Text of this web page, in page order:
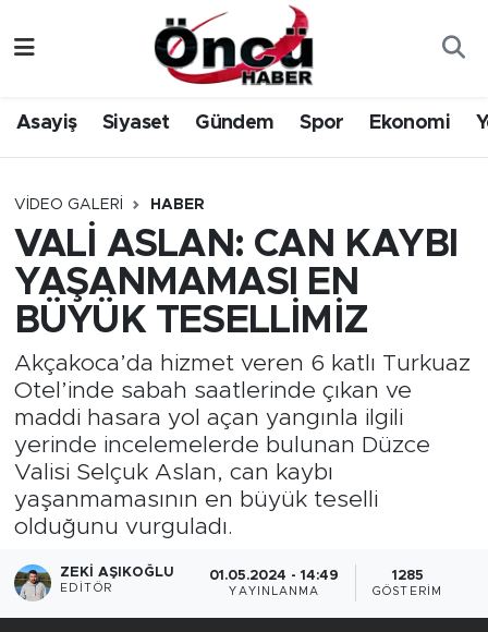
Asayiş Siyaset Gündem Spor Ekonomi
VIDEO GALERI HABER
VALİ ASLAN: CAN KAYBI
YAŞANMAMASI EN
BÜYÜK TESELLİMİZ
Akçakoca’da hizmet veren 6 katlı Turkuaz
Otel’inde sabah saatlerinde çıkan ve
maddi hasara yol açan yangınla ilgili
yerinde incelemelerde bulunan Düzce
Valisi Selçuk Aslan, can kaybı
yaşanmamasının en büyük teselli
olduğunu vurguladı.
ZEKI AŞIKOĞLU
EDITÖR
01.05.2024 - 14:49
YAYINLANMA
1285
GÖSTERIM
Gündem
Sağlık & Çevre
Spor
Siyaset
Yerel Haber
Öncü Radyo Dinle
Öncü TV İzle
Düzce Nöbetçi Eczaneler
Düzce Hava Durumu
Düzce Namaz Vakitleri
Düzce Trafik Yoğunluk Haritası
Süper Lig Puan Durumu ve Fikstür
Tüm Manşetler
Son Dakika Haberleri
Haber Arşivi